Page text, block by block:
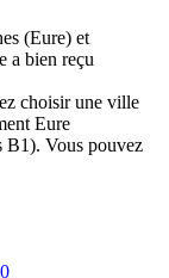
(Eure) et
a bien reçu
choisir une ville
Eure
B1). Vous pouvez